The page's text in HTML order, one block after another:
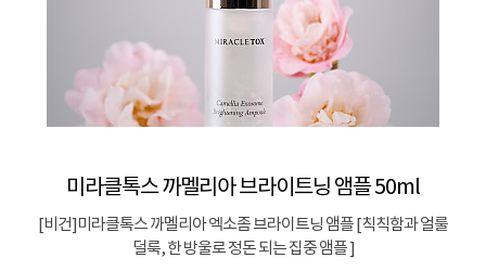
미라클톡스 까멜리아 브라이트닝 앰플 50ml
[비건]미라클톡스 까멜리아 엑소좀 브라이트닝 앰플 [칙칙함과 얼룰
덜룩, 한 방울로 정돈 되는 집중 앰플 ]